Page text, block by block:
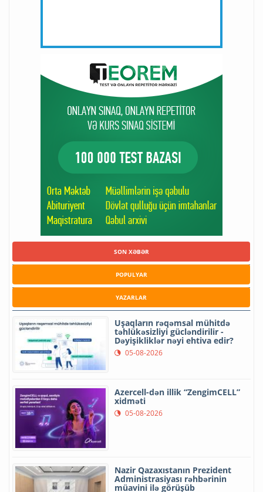
SON XƏBƏR
POPULYAR
YAZARLAR
Uşaqların rəqəmsal mühitdə
təhlükəsizliyi gücləndirilir -
Dəyişikliklər nəyi ehtiva edir?
05-08-2026
Azercell-dən illik “ZengimCELL”
xidməti
05-08-2026
Nazir Qazaxıstanın Prezident
Administrasiyası rəhbərinin
müavini ilə görüşüb